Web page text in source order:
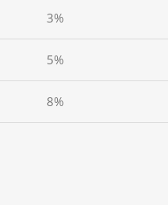
3%
5%
8%